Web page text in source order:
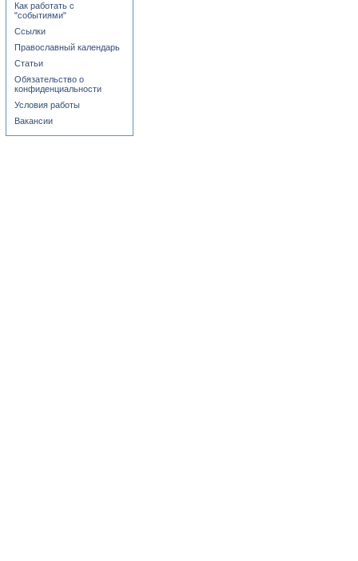
Как работать с
"событиями"
Ссылки
Православный календарь
Статьи
Обязательство о
конфиденциальности
Условия работы
Вакансии